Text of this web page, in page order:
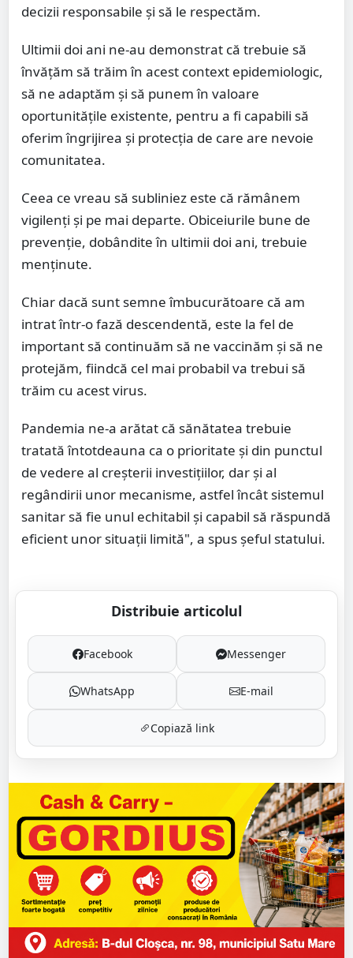
decizii responsabile și să le respectăm.
Ultimii doi ani ne-au demonstrat că trebuie să
învățăm să trăim în acest context epidemiologic,
să ne adaptăm și să punem în valoare
oportunitățile existente, pentru a fi capabili să
oferim îngrijirea și protecția de care are nevoie
comunitatea.
Ceea ce vreau să subliniez este că rămânem
vigilenți și pe mai departe. Obiceiurile bune de
prevenție, dobândite în ultimii doi ani, trebuie
menținute.
Chiar dacă sunt semne îmbucurătoare că am
intrat într-o fază descendentă, este la fel de
important să continuăm să ne vaccinăm și să ne
protejăm, fiindcă cel mai probabil va trebui să
trăim cu acest virus.
Pandemia ne-a arătat că sănătatea trebuie
tratată întotdeauna ca o prioritate și din punctul
de vedere al creșterii investițiilor, dar și al
regândirii unor mecanisme, astfel încât sistemul
sanitar să fie unul echitabil și capabil să răspundă
eficient unor situații limită", a spus șeful statului.
Distribuie articolul
Facebook Messenger
WhatsApp E-mail
Copiază link